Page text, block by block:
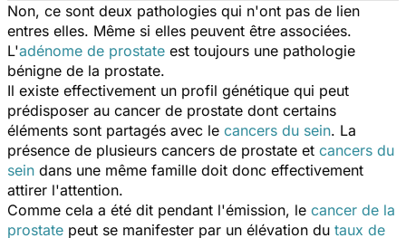
Non, ce sont deux pathologies qui n'ont pas de lien
entres elles. Même si elles peuvent être associées.
L'adénome de prostate est toujours une pathologie
bénigne de la prostate.
Il existe effectivement un profil génétique qui peut
prédisposer au cancer de prostate dont certains
éléments sont partagés avec le cancers du sein. La
présence de plusieurs cancers de prostate et cancers du
sein dans une même famille doit donc effectivement
attirer l'attention.
Comme cela a été dit pendant l'émission, le cancer de la
prostate peut se manifester par un élévation du taux de